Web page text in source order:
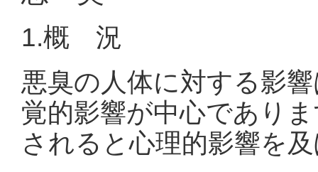
1.概 況
悪臭の人体に対する影
覚的影響が中心であり
されると心理的影響を